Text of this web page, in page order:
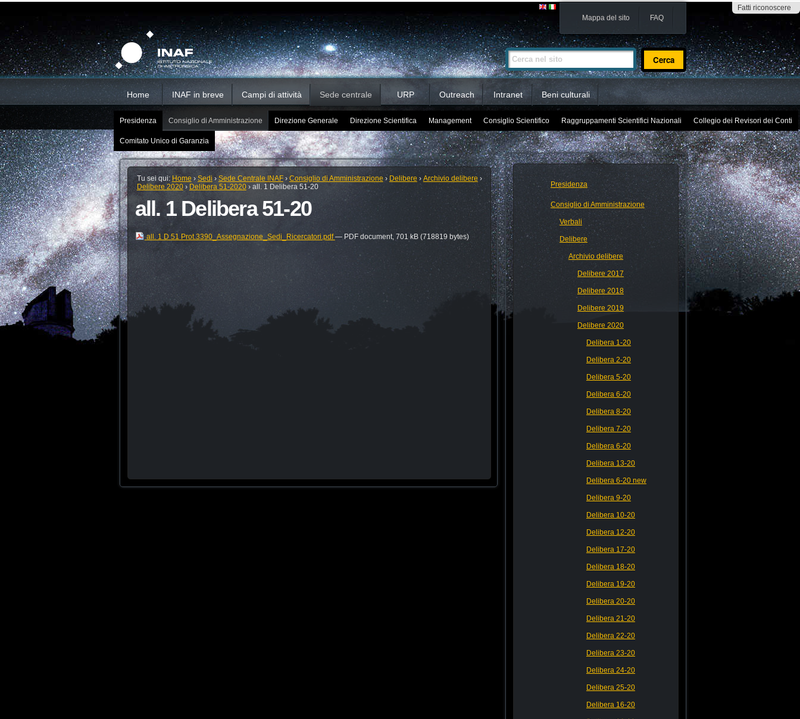
Fatti riconoscere
contenuti.
Salta
alla
navigazione
Mappa del sito FAQ
Cerca nel sito
Ricerca
avanzata…
Home INAF in breve Campi di attività Sede centrale URP Outreach Intranet Beni culturali
Presidenza Consiglio di Amministrazione Direzione Generale Direzione Scientifica Management Consiglio Scientifico Raggruppamenti Scientifici Nazionali Collegio dei Revisori dei Conti
Comitato Unico di Garanzia
Tu sei qui: Home › Sedi › Sede Centrale INAF › Consiglio di Amministrazione › Delibere › Archivio delibere ›
Delibere 2020 › Delibera 51-2020 › all. 1 Delibera 51-20
all. 1 Delibera 51-20
all. 1 D 51 Prot.3390_Assegnazione_Sedi_Ricercatori.pdf— PDF document, 701 kB (718819 bytes)
Presidenza
Consiglio di Amministrazione
Verbali
Delibere
Archivio delibere
Delibere 2017
Delibere 2018
Delibere 2019
Delibere 2020
Delibera 1-20
Delibera 2-20
Delibera 5-20
Delibera 6-20
Delibera 8-20
Delibera 7-20
Delibera 6-20
Delibera 13-20
Delibera 6-20 new
Delibera 9-20
Delibera 10-20
Delibera 12-20
Delibera 17-20
Delibera 18-20
Delibera 19-20
Delibera 20-20
Delibera 21-20
Delibera 22-20
Delibera 23-20
Delibera 24-20
Delibera 25-20
Delibera 16-20